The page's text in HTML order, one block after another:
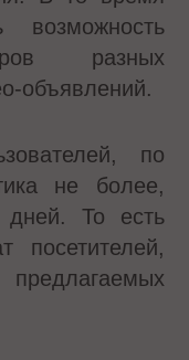
разных
объявлений.
по
не более,
То есть
посетителей,